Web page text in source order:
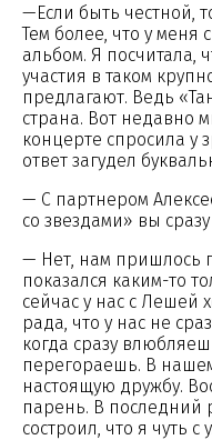
—Если быть честной,
Тем более, что у
альбом. Я посчитала,
участия в таком
предлагают. Ведь
страна. Вот недавно
концерте спросила у
ответ загудел
— С партнером
со звездами» вы
— Нет, нам пришлось
показался каким-то
сейчас у нас с
рада, что у нас не
когда сразу
перегораешь. В
настоящую дружбу.
парень. В последний
состроил, что я чуть с